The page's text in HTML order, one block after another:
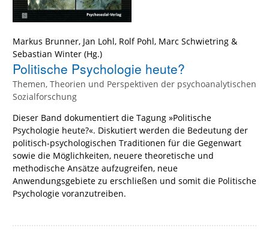
Markus Brunner, Jan Lohl, Rolf Pohl, Marc Schwietring &
Sebastian Winter (Hg.)
Politische Psychologie heute?
Themen, Theorien und Perspektiven der psychoanalytischen
Sozialforschung
Dieser Band dokumentiert die Tagung »Politische
Psychologie heute?«. Diskutiert werden die Bedeutung der
politisch-psychologischen Traditionen für die Gegenwart
sowie die Möglichkeiten, neuere theoretische und
methodische Ansätze aufzugreifen, neue
Anwendungsgebiete zu erschließen und somit die Politische
Psychologie voranzutreiben.